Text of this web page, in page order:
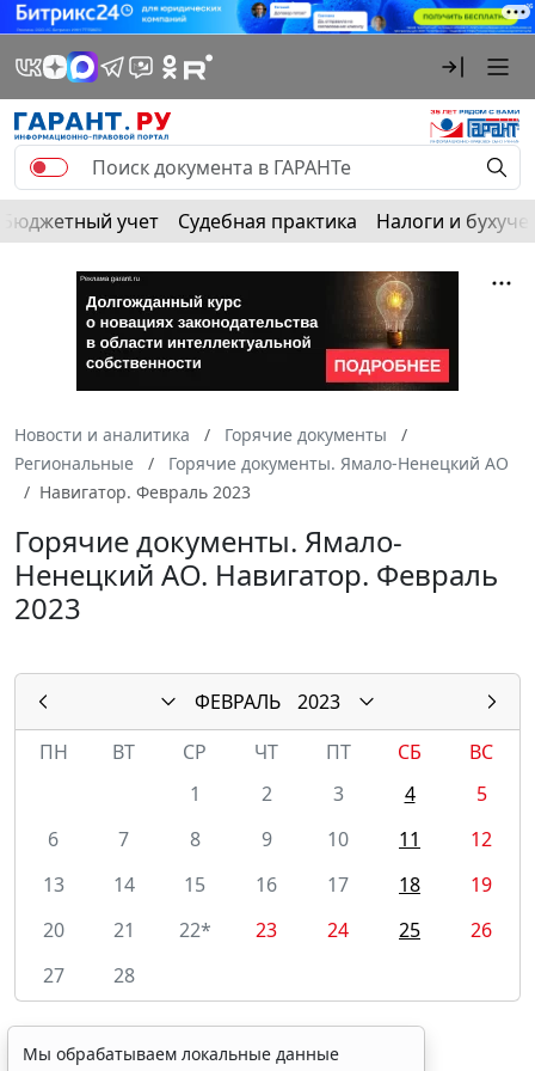
Бюджетный учет Судебная практика Налоги и
Новости и аналитика
Горячие документы
Региональные
Горячие документы. Ямало-Ненецкий АО
Навигатор. Февраль 2023
Горячие документы. Ямало-
Ненецкий АО. Навигатор. Февраль
2023
ФЕВРАЛЬ
2023
ПН
ВТ СР ЧТ ПТ СБ
ВС
1
2 3 4
5
6
7 8 9 10 11
12
13
14 15 16 17 18
19
20
21 22* 23 24 25
26
27
28
Мы обрабатываем локальные данные